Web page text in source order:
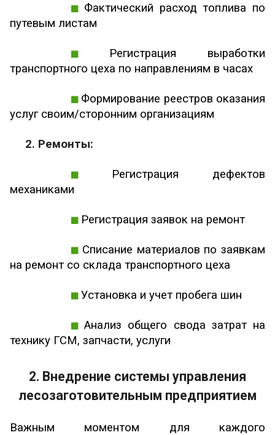
Фактический расход топлива по
путевым листам
Регистрация выработки
транспортного цеха по направлениям в часах
Формирование реестров оказания
услуг своим/сторонним организациям
2. Ремонты:
Регистрация дефектов
механиками
Регистрация заявок на ремонт
Списание материалов по заявкам
на ремонт со склада транспортного цеха
Установка и учет пробега шин
Анализ общего свода затрат на
технику ГСМ, запчасти, услуги
2. Внедрение системы управления
лесозаготовительным предприятием
Важным моментом для каждого